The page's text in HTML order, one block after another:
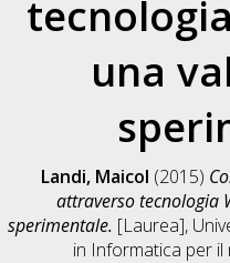
una
Landi, Maicol (2015)
attraverso tecnologia
sperimentale. [Laurea],
in Informatica per